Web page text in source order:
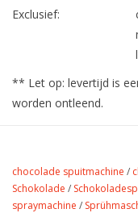
Exclusief:
** Let op: levertijd is
worden ontleend.
chocolade spuitmachine /
Schokolade /
spraymachine /